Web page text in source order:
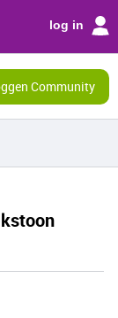
log in
Community